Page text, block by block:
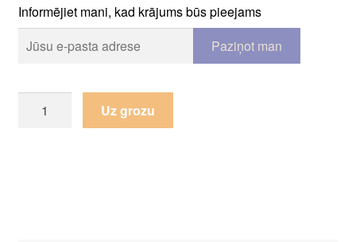
Informējiet mani, kad krājums būs pieejams
Uz grozu